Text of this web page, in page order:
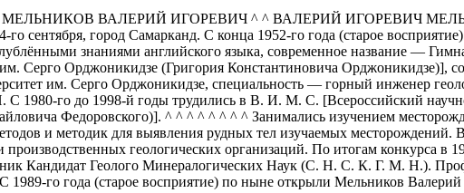
^ ^ МЕЛЬНИКОВ ВАЛЕРИЙ ИГОРЕВИЧ ^ ^ ВАЛЕРИЙ ИГОРЕВИЧ
го сентября, город Самарканд. С конца 1952-го года (старое
знаниями английского языка, современное название —
Серго Орджоникидзе (Григория Константиновича Орджоникидзе)],
им. Серго Орджоникидзе, специальность — горный инженер
С 1980-го до 1998-й годы трудились в В. И. М. С. [Всероссийский
Федоровского)]. ^ ^ ^ ^ ^ ^ ^ ^ Занимались изучением
и методик для выявления рудных тел изучаемых месторождений.
геологических организаций. По итогам конкурса в
Кандидат Геолого Минералогических Наук (С. Н. С. К. Г. М. Н.).
1989-го года (старое восприятие) по ныне открыли Мельников